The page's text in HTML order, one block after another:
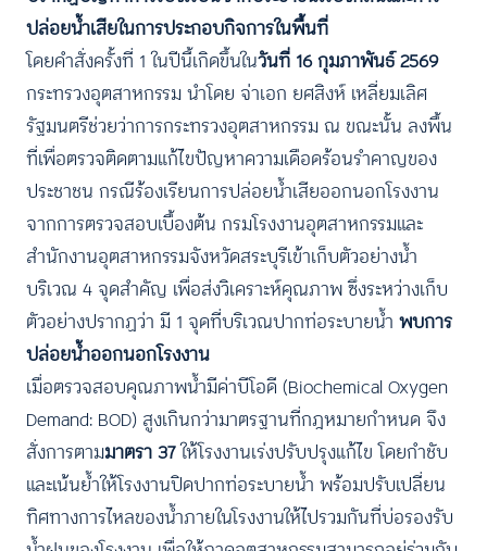
ปล่อยน้ำเสียในการประกอบกิจการในพื้นที่
โดยคำสั่งครั้งที่ 1 ในปีนี้เกิดขึ้นในวันที่ 16 กุมภาพันธ์ 2569
กระทรวงอุตสาหกรรม นำโดย จ่าเอก ยศสิงห์ เหลี่ยมเลิศ
รัฐมนตรีช่วยว่าการกระทรวงอุตสาหกรรม ณ ขณะนั้น ลงพื้น
ที่เพื่อตรวจติดตามแก้ไขปัญหาความเดือดร้อนรำคาญของ
ประชาชน กรณีร้องเรียนการปล่อยน้ำเสียออกนอกโรงงาน
จากการตรวจสอบเบื้องต้น กรมโรงงานอุตสาหกรรมและ
สำนักงานอุตสาหกรรมจังหวัดสระบุรีเข้าเก็บตัวอย่างน้ำ
บริเวณ 4 จุดสำคัญ เพื่อส่งวิเคราะห์คุณภาพ ซึ่งระหว่างเก็บ
ตัวอย่างปรากฏว่า มี 1 จุดที่บริเวณปากท่อระบายน้ำ พบการ
ปล่อยน้ำออกนอกโรงงาน
เมื่อตรวจสอบคุณภาพน้ำมีค่าบีโอดี (Biochemical Oxygen
Demand: BOD) สูงเกินกว่ามาตรฐานที่กฎหมายกำหนด จึง
สั่งการตามมาตรา 37ให้โรงงานเร่งปรับปรุงแก้ไข โดยกำชับ
และเน้นย้ำให้โรงงานปิดปากท่อระบายน้ำ พร้อมปรับเปลี่ยน
ทิศทางการไหลของน้ำภายในโรงงานให้ไปรวมกันที่บ่อรองรับ